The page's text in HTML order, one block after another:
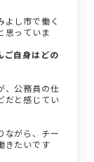
よし市で働く
思っていま
ご自身はどの
、公務員の仕
だと感じてい
ながら、チー
きたいです